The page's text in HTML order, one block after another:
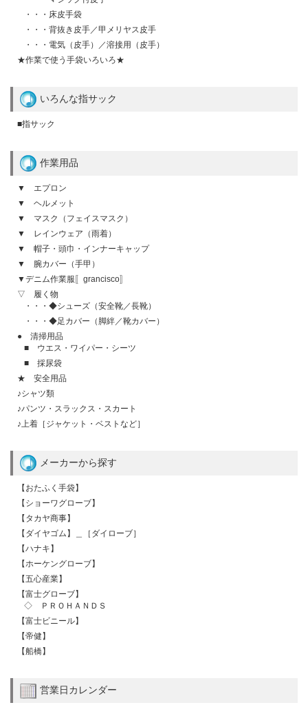
・・・床皮手袋
・・・背抜き皮手／甲メリヤス皮手
・・・電気（皮手）／溶接用（皮手）
★作業で使う手袋いろいろ★
いろんな指サック
■指サック
作業用品
▼ エプロン
▼ ヘルメット
▼ マスク（フェイスマスク）
▼ レインウェア（雨着）
▼ 帽子・頭巾・インナーキャップ
▼ 腕カバー（手甲）
▼デニム作業服〚grancisco〛
▽ 履く物
・・・◆シューズ（安全靴／長靴）
・・・◆足カバー（脚絆／靴カバー）
● 清掃用品
■ ウエス・ワイパー・シーツ
■ 採尿袋
★ 安全用品
♪シャツ類
♪パンツ・スラックス・スカート
♪上着［ジャケット・ベストなど］
メーカーから探す
【おたふく手袋】
【ショーワグローブ】
【タカヤ商事】
【ダイヤゴム】＿［ダイローブ］
【ハナキ】
【ホーケングローブ】
【五心産業】
【富士グローブ】
◇ ＰＲＯＨＡＮＤＳ
【富士ビニール】
【帝健】
【船橋】
営業日カレンダー